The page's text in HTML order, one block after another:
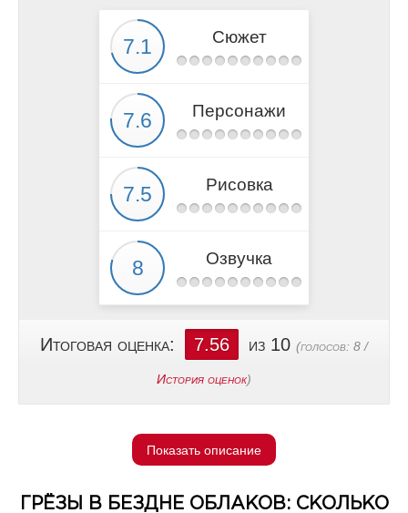
Сюжет
Персонажи
Рисовка
Озвучка
Итоговая оценка: 7.56 из 10 (голосов: 8 /
История оценок)
Показать описание
ГРЁЗЫ В БЕЗДНЕ ОБЛАКОВ: СКОЛЬКО